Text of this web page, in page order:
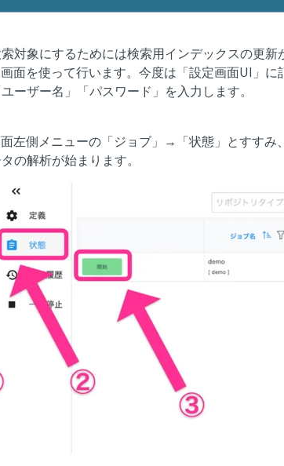
機能を詳しく知り
電話で10分だけ話
WEB経由で30分
トライアルしてみた
対象にするためには検索用インデックスの更
面を使って行います。今度は「設定画面UI」に
ーザー名」「パスワード」を入力します。
左側メニューの「ジョブ」→「状態」とすすみ
の解析が始まります。